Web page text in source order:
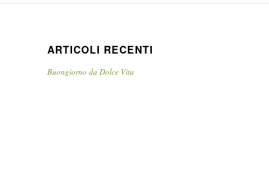
ARTICOLI RECENTI
Buongiorno da Dolce Vita